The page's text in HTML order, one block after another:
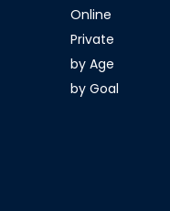
Online
Private
by Age
by Goal